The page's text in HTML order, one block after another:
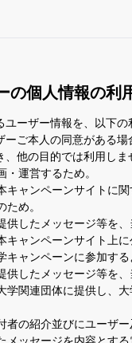
個人情報の利
ユーザー情報を、以下の
ーご本人の同意がある
他の目的では利用しま
運営するため。
キャンペーンサイトに
め。
供したメッセージ等を
キャンペーンサイト上
キャンペーンに参加する
供したメッセージ等を
学関連団体に提供し、
者の紹介並びにユーザ